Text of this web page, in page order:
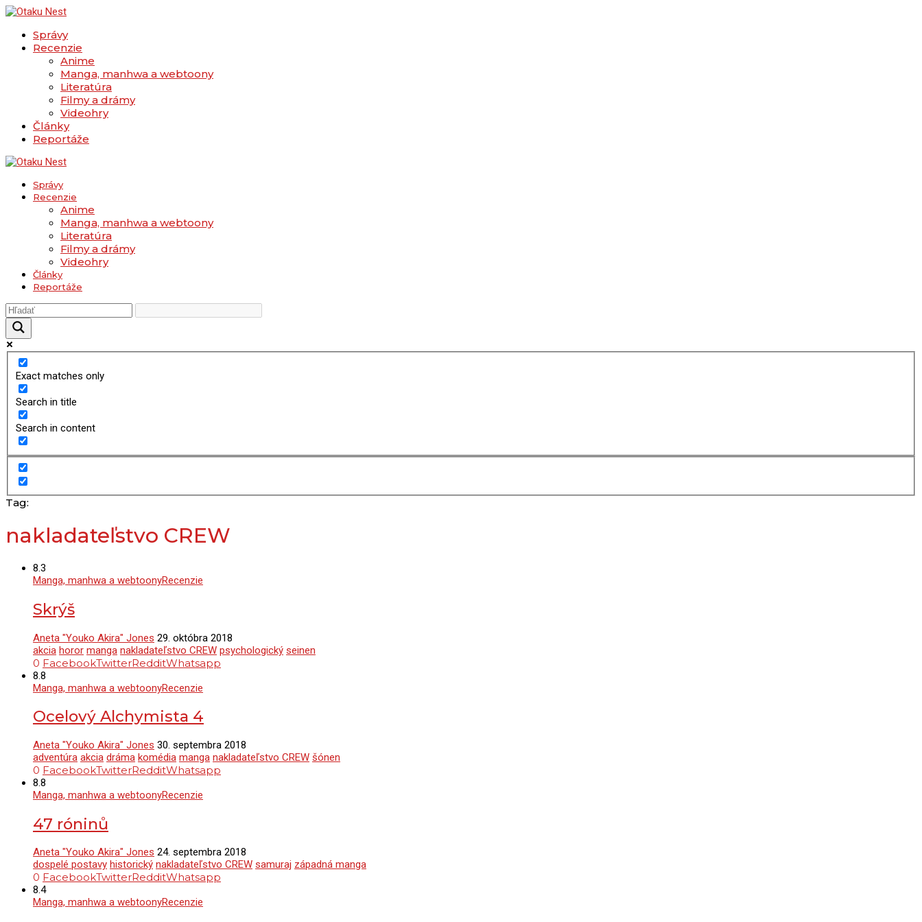
Správy
Recenzie
Anime
Manga, manhwa a webtoony
Literatúra
Filmy a drámy
Videohry
Články
Reportáže
Správy
Recenzie
Anime
Manga, manhwa a webtoony
Literatúra
Filmy a drámy
Videohry
Články
Reportáže
Exact matches only
Search in title
Search in content
Tag:
nakladateľstvo CREW
8.3
Manga, manhwa a webtoonyRecenzie
Skrýš
Aneta "Youko Akira" Jones 29. októbra 2018
akcia horor manga nakladateľstvo CREW psychologický seinen
0 FacebookTwitterRedditWhatsapp
8.8
Manga, manhwa a webtoonyRecenzie
Ocelový Alchymista 4
Aneta "Youko Akira" Jones 30. septembra 2018
adventúra akcia dráma komédia manga nakladateľstvo CREW šónen
0 FacebookTwitterRedditWhatsapp
8.8
Manga, manhwa a webtoonyRecenzie
47 róninů
Aneta "Youko Akira" Jones 24. septembra 2018
dospelé postavy historický nakladateľstvo CREW samuraj západná manga
0 FacebookTwitterRedditWhatsapp
8.4
Manga, manhwa a webtoonyRecenzie